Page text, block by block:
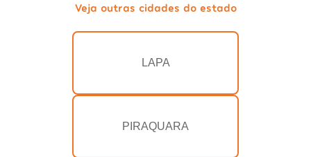
Veja outras cidades do estado
LAPA
PIRAQUARA